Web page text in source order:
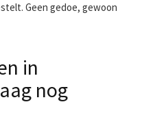
Geen gedoe, gewoon
in
nog